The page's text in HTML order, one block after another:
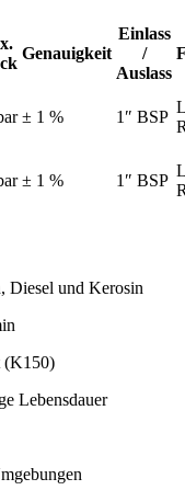
Genauigkeit
Einlass
/
Auslass
± 1 % 1″ BSP
± 1 % 1″ BSP
Diesel und Kerosin
(K150)
Lebensdauer